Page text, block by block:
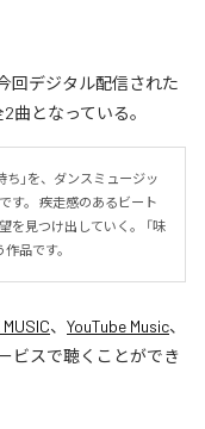
回デジタル配信された
曲となっている。
ち」を、ダンスミュージッ
す。 疾走感のあるビート
を見つけ出していく。 「味
品です。
、 YouTube Music、
ビスで聴くことができ